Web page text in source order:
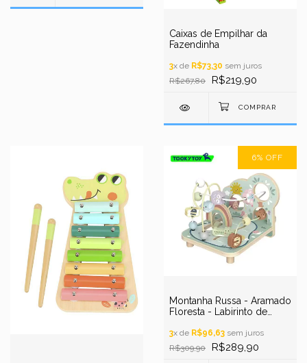
Caixas de Empilhar da
Fazendinha
3x de R$73,30 sem juros
R$267,80
R$219,90
6% OFF
Montanha Russa - Aramado
Floresta - Labirinto de
3x de R$96,63 sem juros
R$309,90
R$289,90